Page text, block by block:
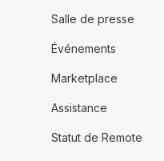
Salle de presse
Événements
Marketplace
Assistance
Statut de Remote